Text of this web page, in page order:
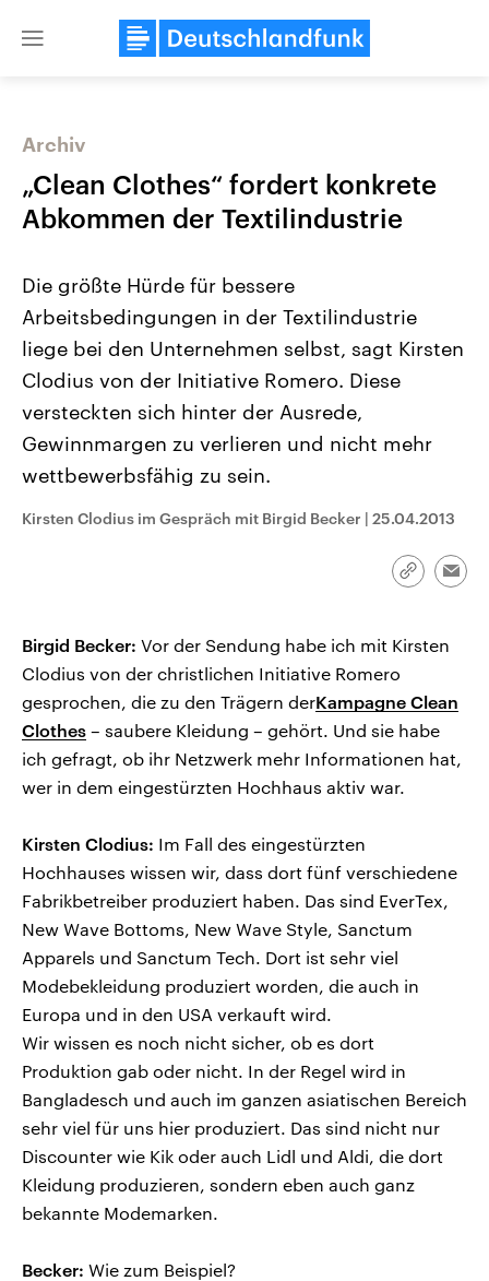
Close
Landtagswahl Sachsen-Anhalt
Alle Informationen
Sachsen-Anhalt wählt am 6.
September 2026 einen neuen
Landtag. Seit 2021 wird das
Bundesland von einer Koalition aus
Umfragen, Prognosen,
USA
Hintergründe
Wirtschaftlich und
gehören die Vereinigten
Archiv
„Clean Clothes“ fordert konkrete
Abkommen der Textilindustrie
Die größte Hürde für bessere
Arbeitsbedingungen in der Textilindustrie
liege bei den Unternehmen selbst, sagt Kirsten
Clodius von der Initiative Romero. Diese
versteckten sich hinter der Ausrede,
Gewinnmargen zu verlieren und nicht mehr
wettbewerbsfähig zu sein.
Kirsten Clodius im Gespräch mit Birgid Becker | 25.04.2013
Link
Birgid Becker: Vor der Sendung habe ich mit Kirsten
Clodius von der christlichen Initiative Romero
gesprochen, die zu den Trägern derKampagne Clean
Clothes – saubere Kleidung – gehört. Und sie habe
ich gefragt, ob ihr Netzwerk mehr Informationen hat,
wer in dem eingestürzten Hochhaus aktiv war.
Kirsten Clodius: Im Fall des eingestürzten
Hochhauses wissen wir, dass dort fünf verschiedene
Fabrikbetreiber produziert haben. Das sind EverTex,
New Wave Bottoms, New Wave Style, Sanctum
Apparels und Sanctum Tech. Dort ist sehr viel
Modebekleidung produziert worden, die auch in
Europa und in den USA verkauft wird.
Wir wissen es noch nicht sicher, ob es dort
Produktion gab oder nicht. In der Regel wird in
Bangladesch und auch im ganzen asiatischen Bereich
sehr viel für uns hier produziert. Das sind nicht nur
Discounter wie Kik oder auch Lidl und Aldi, die dort
Kleidung produzieren, sondern eben auch ganz
bekannte Modemarken.
Becker: Wie zum Beispiel?